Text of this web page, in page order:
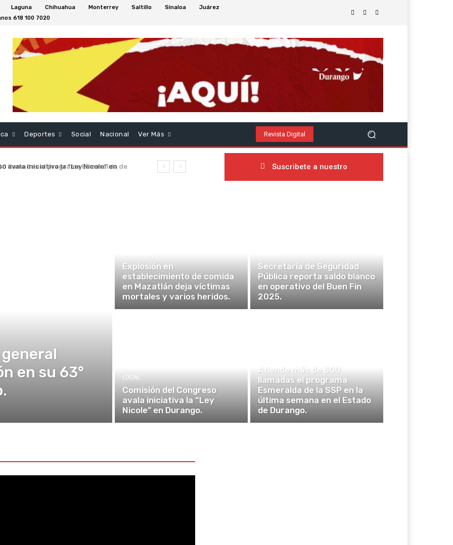
Laguna Chihuahua Monterrey Saltillo Sinaloa
Juárez
618 100 7020
Deportes Social Nacional Ver Más Revista Digital
el programa Esmeralda de
Suscribete a nuestro
en su 63°
Explosión en
establecimiento de comida
en Mazatlán deja víctimas
mortales y varios heridos.
Secretaría de Seguridad
Pública reporta saldo blanco
en operativo del Buen Fin
2025.
LOCAL
Comisión del Congreso
avala iniciativa la “Ley
Nicole” en Durango.
Atiende más de 300
llamadas el programa
Esmeralda de la SSP en la
última semana en el Estado
de Durango.